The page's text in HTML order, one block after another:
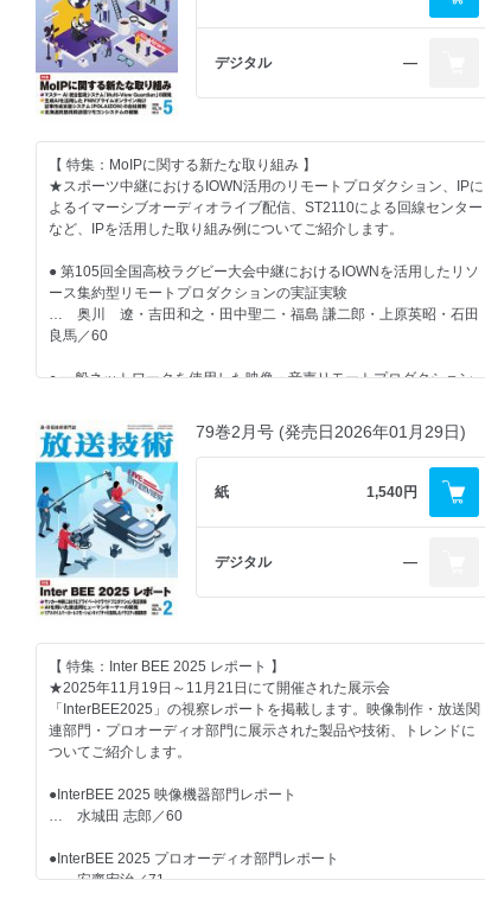
●ソニー、「Creative Solution Showcase 2026」を開催
【 一般記事 】
●IOWNを活用したゴルフ中継 リモートプロダクションの取り組み
視／68
●TBSラジオ 第2スタジオの更新 ～IP化の推進とワンマンオペレ
ーションの最適化～
●NHK TECH EXPO 2026レポート
… 水城田 志郎／79
とは
●朋栄「FOR-A／VGI CONNECT 2026内覧会」レポート 注目の
「FOR-A IMPULSE」など、実践的デモを交えて展示
… 高瀬徹朗／91
●マラソン中継車RS-2の整備
… 中山大輔・西脇一樹・辻村 健太朗・竹村拓巳／95
●DaVinci Resolve Studio 21の46種類のAIツール
… 岡野太郎／101
●サウンドデザインの実際＝設計図から完成まで 第1回 サウンド
デザインを俯瞰する
… 沢口真生／108
●第72回 イラストによる放送技術の用語解説⑭ （絶縁耐力、パ
ッシェンの法則、FinFET、フィーダのZ0）
●《導入事例》アドベンチャーワールド、マリンライブに
… ブラックマジックデザイン／127
デジタル ―
【 特集：MoIPに関する新たな取り組み 】
★スポーツ中継におけるIOWN活用のリモートプロダクション、IPに
よるイマーシブオーディオライブ配信、ST2110による回線センター
など、IPを活用した取り組み例についてご紹介します。
● 第105回全国高校ラグビー大会中継におけるIOWNを活用したリソ
ース集約型リモートプロダクションの実証実験
… 奥川 遼・吉田和之・田中聖二・福島 謙二郎・上原英昭・石田
良馬／60
● 一般ネットワークを使用した映像・音声リモートプロダクション
… 寺田 淳・大橋玄文・髙栁紘平／67
● 朝日放送テレビ フルIP回線センターの構築
… 上田 俊太郎・石野雅信・寺田果生・津高仁志・伊田俊基・菊
川 聡・五十嵐 靖浩／75
【 グラビア記事 】
●『インターネット上の偽・誤情報等への対策技術の開発・実証事業
【 一般記事 】
●マスターAI統合監視システム「Multi-View Guardian」の開発
… 奥村崇史・吉田茂利・暮石雄太／79
●編集用文字起こしアプリ「もじもじくん」の開発
… 櫻田滋大／83
●「聴く力」を養成する実用クリティカル・リスニングメソッド
79巻2月号 (発売日2026年01月29日)
紙 1,540円
デジタル ―
【 特集：Inter BEE 2025 レポート 】
★2025年11月19日～11月21日にて開催された展示会
「InterBEE2025」の視察レポートを掲載します。映像制作・放送関
連部門・プロオーディオ部門に展示された製品や技術、トレンドに
ついてご紹介します。
●InterBEE 2025 映像機器部門レポート
… 水城田 志郎／60
●InterBEE 2025 プロオーディオ部門レポート
… 安齋宏治／71